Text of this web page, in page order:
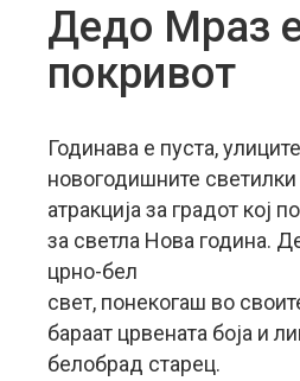
Дедо Мраз
покривот
Годинава е пуста,
новогодишните светилки
атракција за градот кој
за светла Нова година.
црно-бел
свет, понекогаш во
бараат црвената боја и
белобрад старец.